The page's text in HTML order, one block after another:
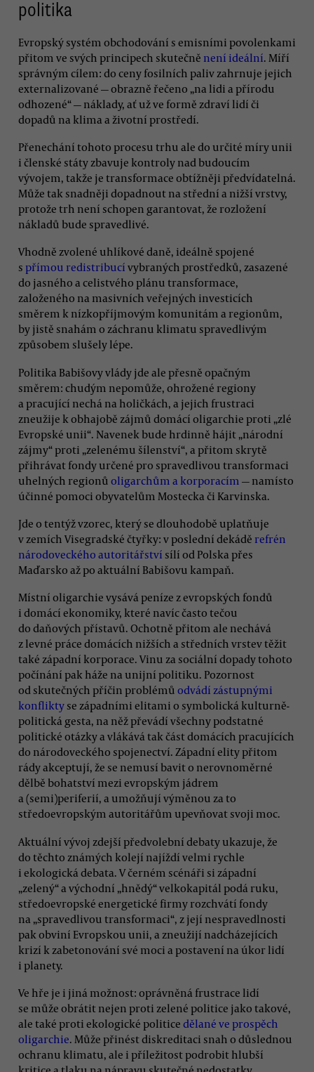
politika
Evropský systém obchodování s emisními povolenkami
přitom ve svých principech skutečně není ideální. Míří
správným cílem: do ceny fosilních paliv zahrnuje jejich
externalizované — obrazně řečeno „na lidi a přírodu
odhozené“ — náklady, ať už ve formě zdraví lidí či
dopadů na klima a životní prostředí.
Přenechání tohoto procesu trhu ale do určité míry unii
i členské státy zbavuje kontroly nad budoucím
vývojem, takže je transformace obtížněji předvídatelná.
Může tak snadněji dopadnout na střední a nižší vrstvy,
protože trh není schopen garantovat, že rozložení
nákladů bude spravedlivé.
Vhodně zvolené uhlíkové daně, ideálně spojené
s přímou redistribucí vybraných prostředků, zasazené
do jasného a celistvého plánu transformace,
založeného na masivních veřejných investicích
směrem k nízkopříjmovým komunitám a regionům,
by jistě snahám o záchranu klimatu spravedlivým
způsobem slušely lépe.
Politika Babišovy vlády jde ale přesně opačným
směrem: chudým nepomůže, ohrožené regiony
a pracující nechá na holičkách, a jejich frustraci
zneužije k obhajobě zájmů domácí oligarchie proti „zlé
Evropské unii“. Navenek bude hrdinně hájit „národní
zájmy“ proti „zelenému šílenství“, a přitom skrytě
přihrávat fondy určené pro spravedlivou transformaci
uhelných regionů oligarchům a korporacím — namísto
účinné pomoci obyvatelům Mostecka či Karvinska.
Jde o tentýž vzorec, který se dlouhodobě uplatňuje
v zemích Visegradské čtyřky: v poslední dekádě refrén
národoveckého autoritářství sílí od Polska přes
Maďarsko až po aktuální Babišovu kampaň.
Místní oligarchie vysává peníze z evropských fondů
i domácí ekonomiky, které navíc často tečou
do daňových přístavů. Ochotně přitom ale nechává
z levné práce domácích nižších a středních vrstev těžit
také západní korporace. Vinu za sociální dopady tohoto
počínání pak háže na unijní politiku. Pozornost
od skutečných příčin problémů odvádí zástupnými
konflikty se západními elitami o symbolická kulturně-
politická gesta, na něž převádí všechny podstatné
politické otázky a vlákává tak část domácích pracujících
do národoveckého spojenectví. Západní elity přitom
rády akceptují, že se nemusí bavit o nerovnoměrné
dělbě bohatství mezi evropským jádrem
a (semi)periferií, a umožňují výměnou za to
středoevropským autoritářům upevňovat svoji moc.
Aktuální vývoj zdejší předvolební debaty ukazuje, že
do těchto známých kolejí najíždí velmi rychle
i ekologická debata. V černém scénáři si západní
„zelený“ a východní „hnědý“ velkokapitál podá ruku,
středoevropské energetické firmy rozchvátí fondy
na „spravedlivou transformaci“, z její nespravedlnosti
pak obviní Evropskou unii, a zneužijí nadcházejících
krizí k zabetonování své moci a postavení na úkor lidí
i planety.
Ve hře je i jiná možnost: oprávněná frustrace lidí
se může obrátit nejen proti zelené politice jako takové,
ale také proti ekologické politice dělané ve prospěch
oligarchie. Může přinést diskreditaci snah o důslednou
ochranu klimatu, ale i příležitost podrobit hlubší